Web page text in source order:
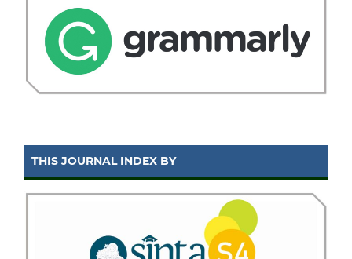
THIS JOURNAL INDEX BY